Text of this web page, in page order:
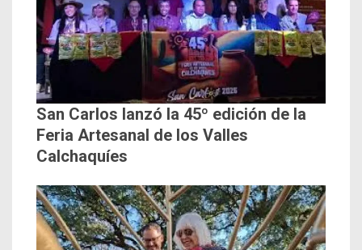
San Carlos lanzó la 45º edición de la
Feria Artesanal de los Valles
Calchaquíes